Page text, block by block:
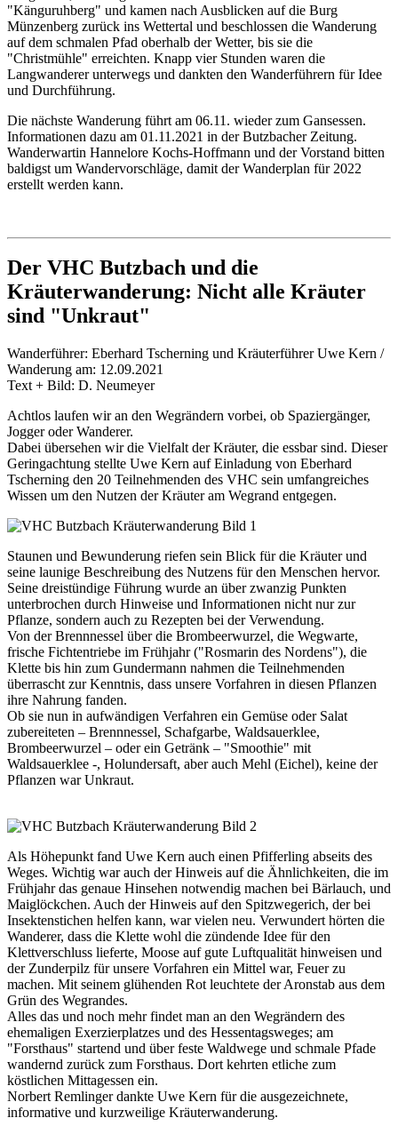
"Känguruhberg" und kamen nach Ausblicken auf die Burg
Münzenberg zurück ins Wettertal und beschlossen die Wanderung
auf dem schmalen Pfad oberhalb der Wetter, bis sie die
"Christmühle" erreichten. Knapp vier Stunden waren die
Langwanderer unterwegs und dankten den Wanderführern für Idee
und Durchführung.
Die nächste Wanderung führt am 06.11. wieder zum Gansessen.
Informationen dazu am 01.11.2021 in der Butzbacher Zeitung.
Wanderwartin Hannelore Kochs-Hoffmann und der Vorstand bitten
baldigst um Wandervorschläge, damit der Wanderplan für 2022
erstellt werden kann.
Der VHC Butzbach und die
Kräuterwanderung: Nicht alle Kräuter
sind "Unkraut"
Wanderführer: Eberhard Tscherning und Kräuterführer Uwe Kern /
Wanderung am: 12.09.2021
Text + Bild: D. Neumeyer
Achtlos laufen wir an den Wegrändern vorbei, ob Spaziergänger,
Jogger oder Wanderer.
Dabei übersehen wir die Vielfalt der Kräuter, die essbar sind. Dieser
Geringachtung stellte Uwe Kern auf Einladung von Eberhard
Tscherning den 20 Teilnehmenden des VHC sein umfangreiches
Wissen um den Nutzen der Kräuter am Wegrand entgegen.
Staunen und Bewunderung riefen sein Blick für die Kräuter und
seine launige Beschreibung des Nutzens für den Menschen hervor.
Seine dreistündige Führung wurde an über zwanzig Punkten
unterbrochen durch Hinweise und Informationen nicht nur zur
Pflanze, sondern auch zu Rezepten bei der Verwendung.
Von der Brennnessel über die Brombeerwurzel, die Wegwarte,
frische Fichtentriebe im Frühjahr ("Rosmarin des Nordens"), die
Klette bis hin zum Gundermann nahmen die Teilnehmenden
überrascht zur Kenntnis, dass unsere Vorfahren in diesen Pflanzen
ihre Nahrung fanden.
Ob sie nun in aufwändigen Verfahren ein Gemüse oder Salat
zubereiteten – Brennnessel, Schafgarbe, Waldsauerklee,
Brombeerwurzel – oder ein Getränk – "Smoothie" mit
Waldsauerklee -, Holundersaft, aber auch Mehl (Eichel), keine der
Pflanzen war Unkraut.
Als Höhepunkt fand Uwe Kern auch einen Pfifferling abseits des
Weges. Wichtig war auch der Hinweis auf die Ähnlichkeiten, die im
Frühjahr das genaue Hinsehen notwendig machen bei Bärlauch, und
Maiglöckchen. Auch der Hinweis auf den Spitzwegerich, der bei
Insektenstichen helfen kann, war vielen neu. Verwundert hörten die
Wanderer, dass die Klette wohl die zündende Idee für den
Klettverschluss lieferte, Moose auf gute Luftqualität hinweisen und
der Zunderpilz für unsere Vorfahren ein Mittel war, Feuer zu
machen. Mit seinem glühenden Rot leuchtete der Aronstab aus dem
Grün des Wegrandes.
Alles das und noch mehr findet man an den Wegrändern des
ehemaligen Exerzierplatzes und des Hessentagsweges; am
"Forsthaus" startend und über feste Waldwege und schmale Pfade
wandernd zurück zum Forsthaus. Dort kehrten etliche zum
köstlichen Mittagessen ein.
Norbert Remlinger dankte Uwe Kern für die ausgezeichnete,
informative und kurzweilige Kräuterwanderung.